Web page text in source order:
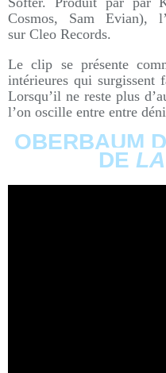
Cosmos, Sam Evian),
sur Cleo Records.
Le clip se présente
intérieures qui surgissent
Lorsqu’il ne reste plus
l’on oscille entre entre
OBERBAUM
DE